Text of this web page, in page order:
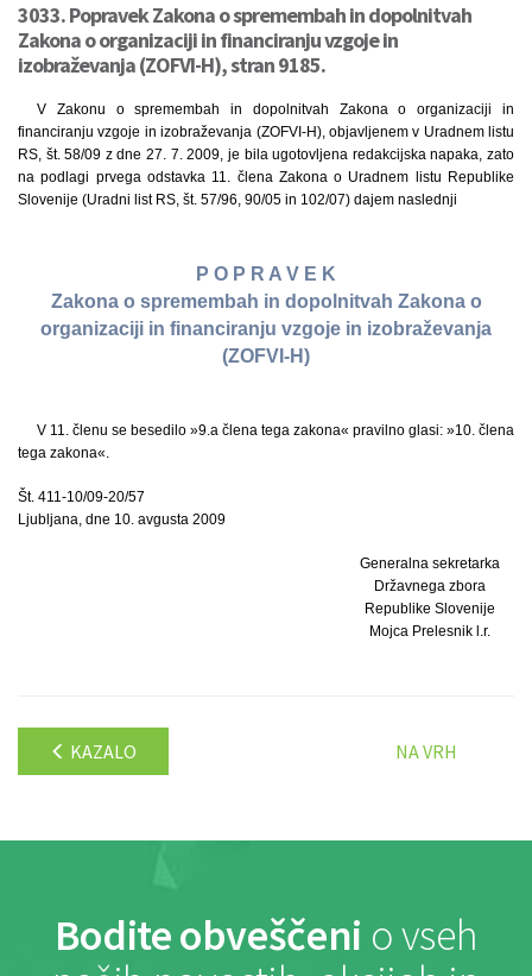
3033. Popravek Zakona o spremembah in dopolnitvah
Zakona o organizaciji in financiranju vzgoje in
izobraževanja (ZOFVI-H), stran 9185.
V Zakonu o spremembah in dopolnitvah Zakona o organizaciji in
financiranju vzgoje in izobraževanja (ZOFVI-H), objavljenem v Uradnem listu
RS, št. 58/09 z dne 27. 7. 2009, je bila ugotovljena redakcijska napaka, zato
na podlagi prvega odstavka 11. člena Zakona o Uradnem listu Republike
Slovenije (Uradni list RS, št. 57/96, 90/05 in 102/07) dajem naslednji
P O P R A V E K
Zakona o spremembah in dopolnitvah Zakona o
organizaciji in financiranju vzgoje in izobraževanja
(ZOFVI-H)
V 11. členu se besedilo »9.a člena tega zakona« pravilno glasi: »10. člena
tega zakona«.
Št. 411-10/09-20/57
Ljubljana, dne 10. avgusta 2009
Generalna sekretarka
Državnega zbora
Republike Slovenije
Mojca Prelesnik l.r.
KAZALO NA VRH
Bodite obveščeni o vseh